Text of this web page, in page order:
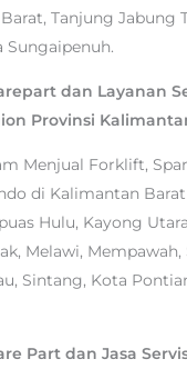
Tanjung Jabung
Sungaipenuh.
dan Layanan
Provinsi
Menjual Forklift,
di Kalimantan
Hulu, Kayong
Melawi, Mempawah,
Sintang, Kota
Part dan Jasa